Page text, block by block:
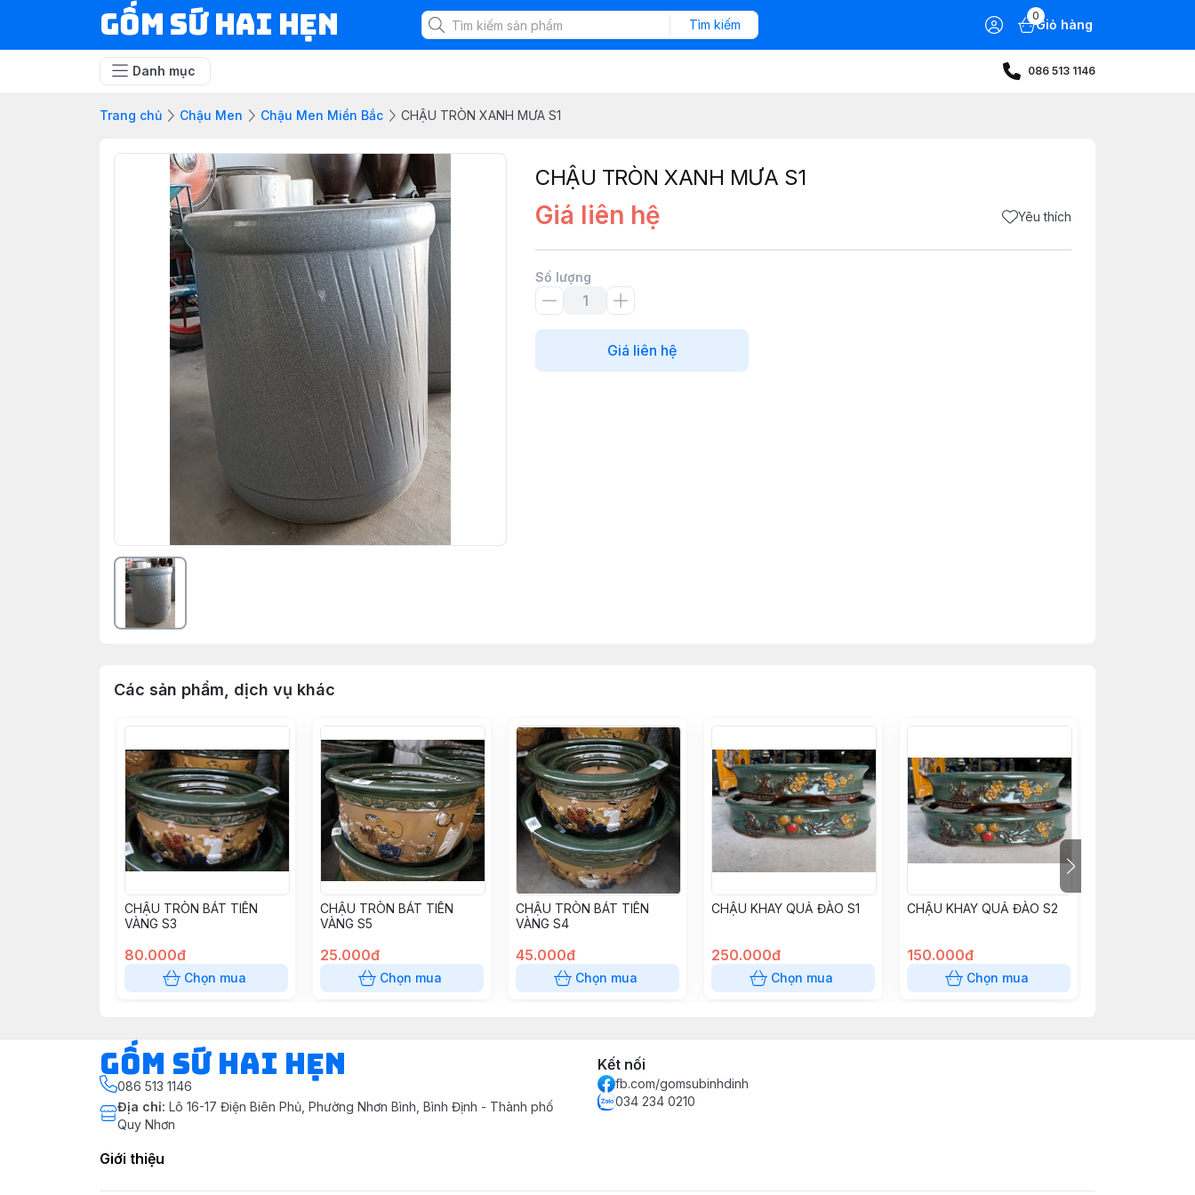
Gốm Sứ Hai Hẹn Tìm kiếm
0
Giỏ hàng
Danh mục 086 513 1146
Trang chủ Chậu Men Chậu Men Miền Bắc CHẬU TRÒN XANH MƯA S1
CHẬU TRÒN XANH MƯA S1
Giá liên hệ Yêu thích
Số lượng
Giá liên hệ
Các sản phẩm, dịch vụ khác
CHẬU TRÒN BÁT TIÊN
VÀNG S3
80.000đ
Chọn mua
CHẬU TRÒN BÁT TIÊN
VÀNG S5
25.000đ
Chọn mua
CHẬU TRÒN BÁT TIÊN
VÀNG S4
45.000đ
Chọn mua
CHẬU KHAY QUẢ ĐÀO S1
250.000đ
Chọn mua
CHẬU KHAY QUẢ ĐÀO S2
150.000đ
Chọn mua
Gốm Sứ Hai Hẹn
086 513 1146
Địa chỉ: Lô 16-17 Điện Biên Phủ, Phường Nhơn Bình, Bình Định - Thành phố
Quy Nhơn
Kết nối
fb.com/gomsubinhdinh
034 234 0210
Giới thiệu